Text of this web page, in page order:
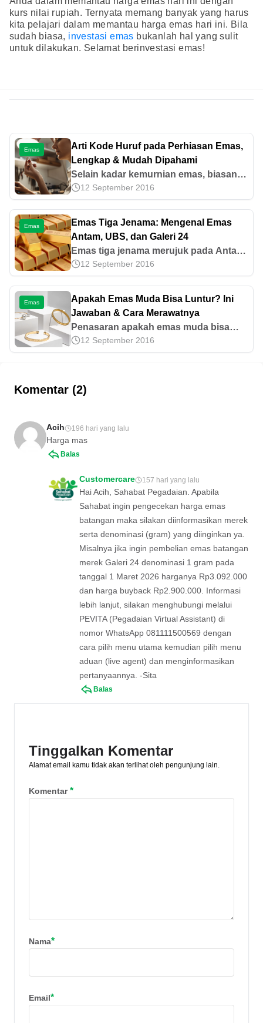
kurs nilai rupiah. Ternyata memang banyak yang harus
kita pelajari dalam memantau harga emas hari ini. Bila
sudah biasa, investasi emas bukanlah hal yang sulit
untuk dilakukan. Selamat berinvestasi emas!
Emas
Arti Kode Huruf pada Perhiasan Emas,
Lengkap & Mudah Dipahami
Selain kadar kemurnian emas, biasanya
tertera kode huruf pada permukaan
perhiasan emas. Yuk kenali arti kode
huruf pada perhiasan emas di artikel
ini!
12 September 2016
Emas
Emas Tiga Jenama: Mengenal Emas
Antam, UBS, dan Galeri 24
Emas tiga jenama merujuk pada Antam,
UBS, dan Galeri 24 sebagai merek emas
batangan populer di Indonesia. Kenali
perbedaan dan keunggulannya di sini.
12 September 2016
Emas
Apakah Emas Muda Bisa Luntur? Ini
Jawaban & Cara Merawatnya
Penasaran apakah emas muda bisa
luntur? Mari temukan dan simak
jawaban ilmiah, faktor perubahan
lengkap di artikel ini!
12 September 2016
Komentar (2)
Acih 196 hari yang lalu
Harga mas
Balas
Customercare 157 hari yang lalu
Hai Acih, Sahabat Pegadaian. Apabila
Sahabat ingin pengecekan harga emas
batangan maka silakan diinformasikan merek
serta denominasi (gram) yang diinginkan ya.
Misalnya jika ingin pembelian emas batangan
merek Galeri 24 denominasi 1 gram pada
tanggal 1 Maret 2026 harganya Rp3.092.000
dan harga buyback Rp2.900.000. Informasi
lebih lanjut, silakan menghubungi melalui
PEVITA (Pegadaian Virtual Assistant) di
nomor WhatsApp 081111500569 dengan
cara pilih menu utama kemudian pilih menu
aduan (live agent) dan menginformasikan
pertanyaannya. -Sita
Balas
Tinggalkan Komentar
Alamat email kamu tidak akan terlihat oleh pengunjung lain.
Komentar*
Nama*
Email*